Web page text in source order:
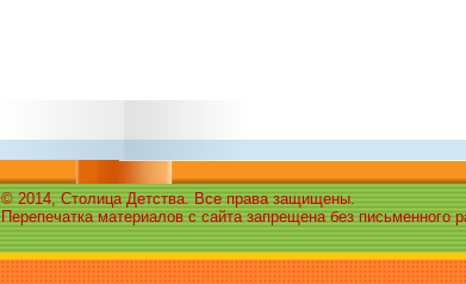
© 2014, Столица Детства. Все права защищены.
Перепечатка материалов с сайта запрещена без письменного